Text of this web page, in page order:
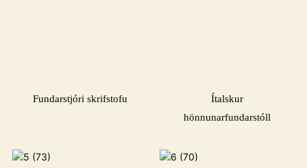
Fundarstjóri skrifstofu
Ítalskur
hönnunarfundarstóll